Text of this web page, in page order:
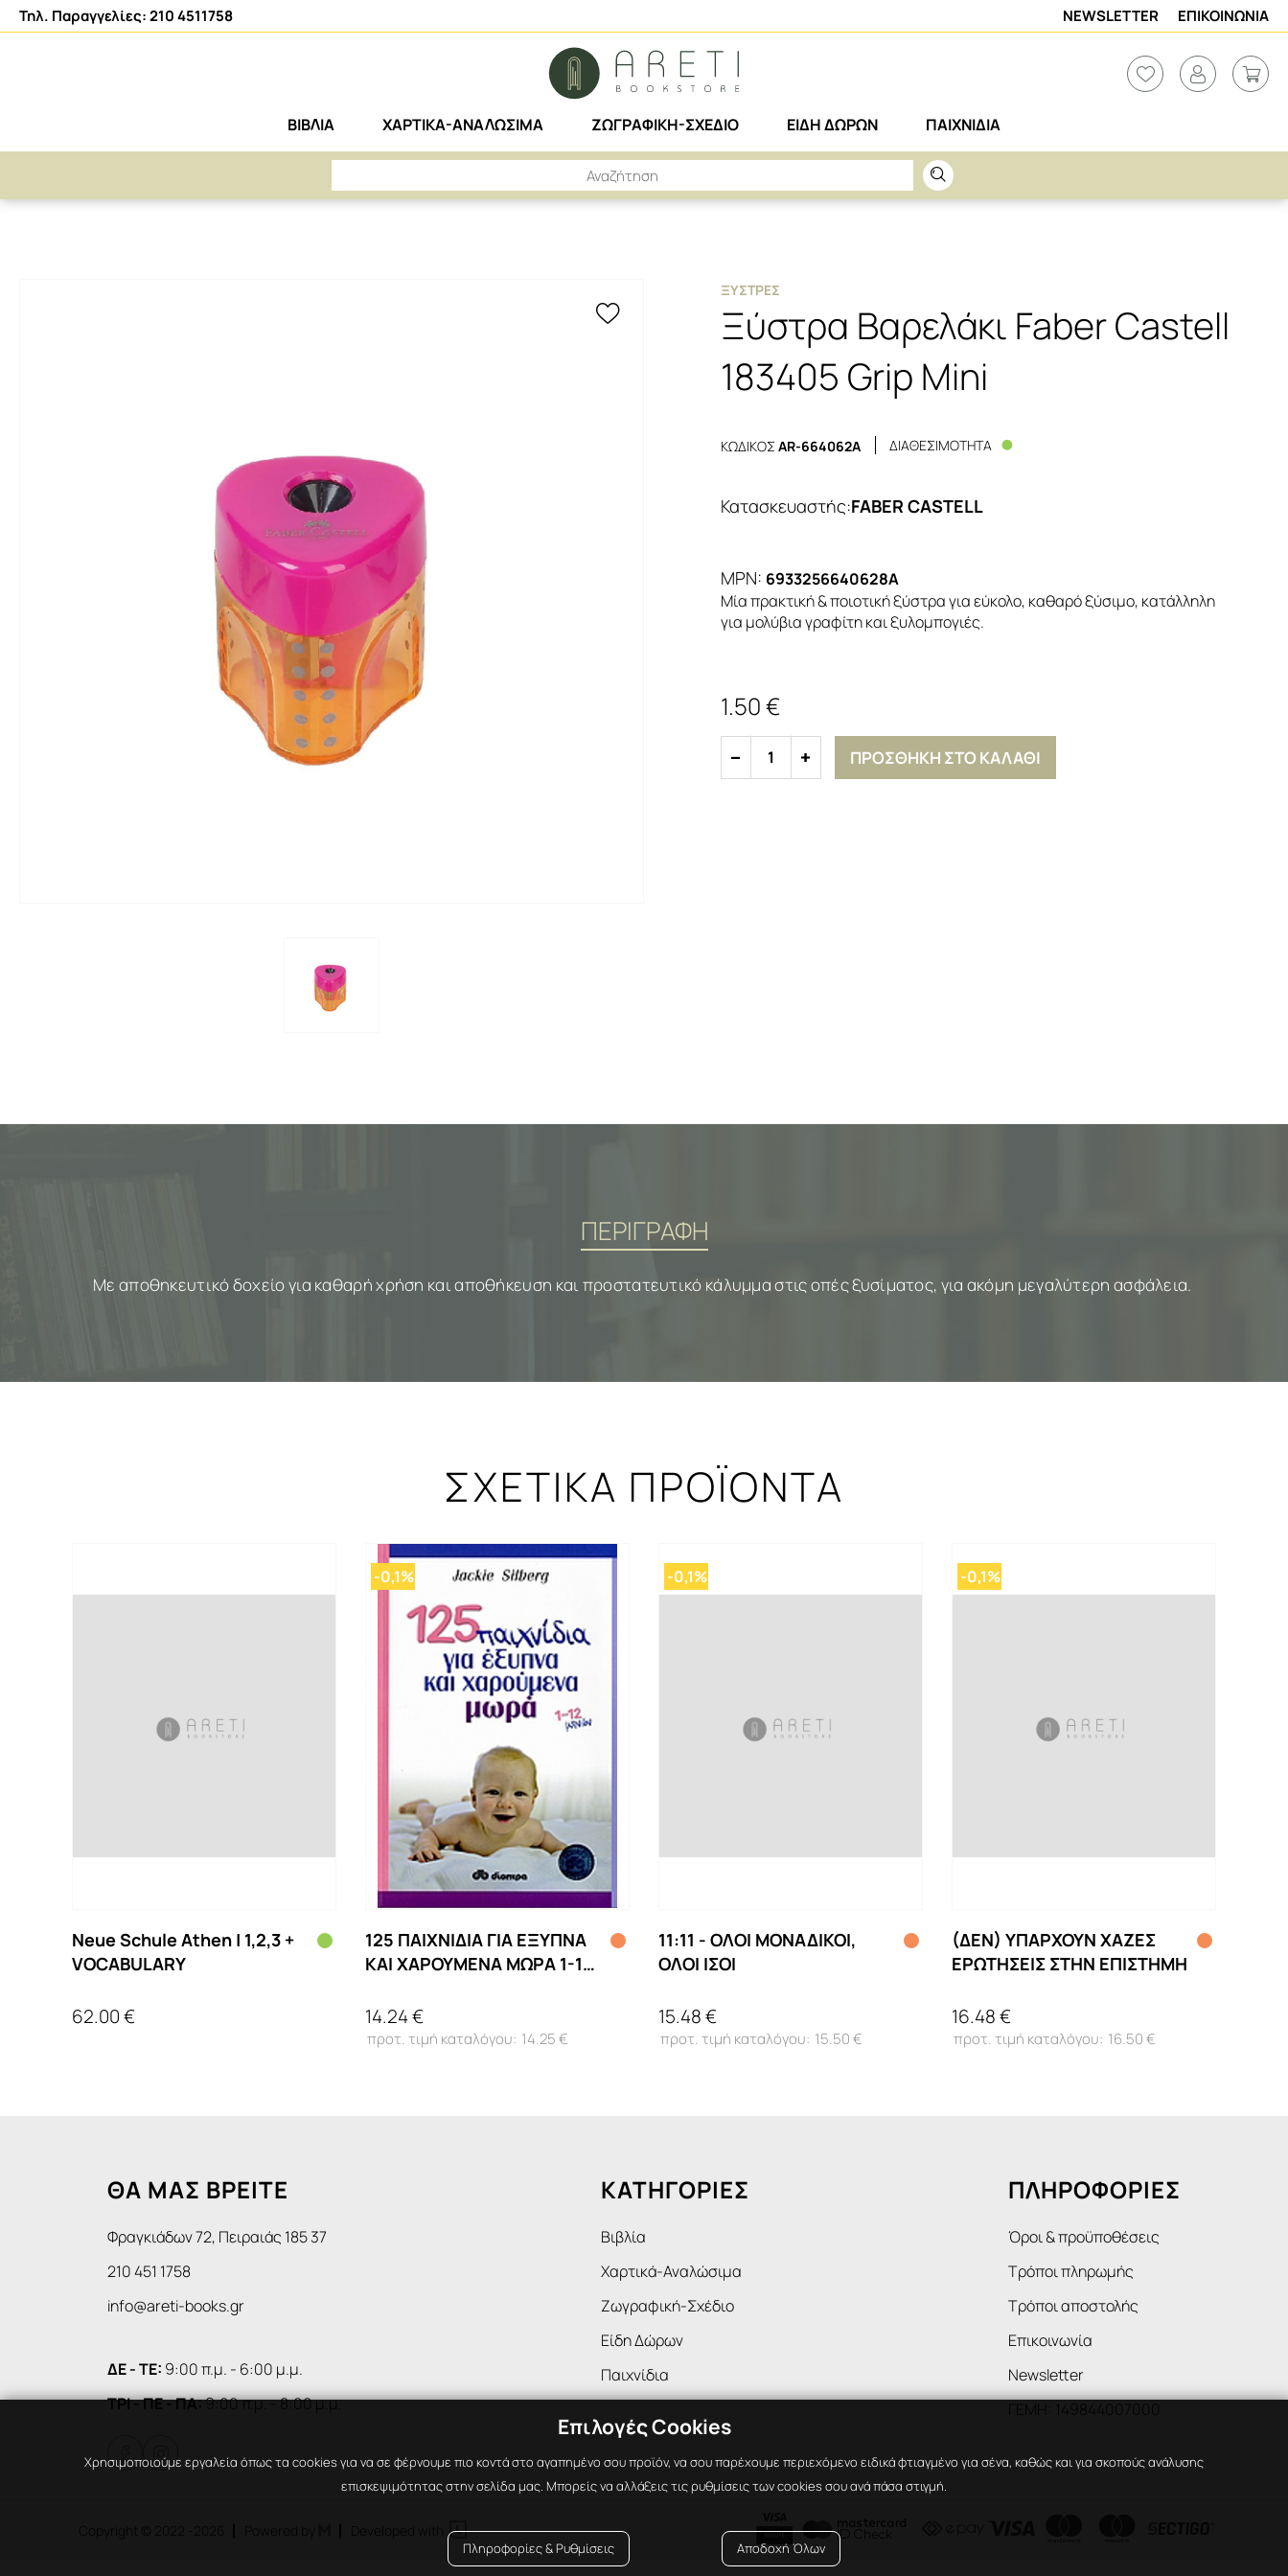
Τηλ. Παραγγελίες: 210 4511758 NEWSLETTER ΕΠΙΚΟΙΝΩΝΙΑ
ΒΙΒΛΙΑ ΧΑΡΤΙΚΑ-ΑΝΑΛΩΣΙΜΑ ΖΩΓΡΑΦΙΚΗ-ΣΧΕΔΙΟ ΕΙΔΗ ΔΩΡΩΝ ΠΑΙΧΝΙΔΙΑ
ΞΥΣΤΡΑ ΒΑΡΕΛΑΚΙ FABER CASTELL 183405 GRIP MINI
ΞΎΣΤΡΕΣ
Ξύστρα Βαρελάκι Faber Castell
183405 Grip Mini
ΚΩΔΙΚΟΣAR-664062A ΔΙΑΘΕΣΙΜΟΤΗΤΑ
Κατασκευαστής:FABER CASTELL
MPN: 6933256640628A
Μία πρακτική & ποιοτική ξύστρα για εύκολο, καθαρό ξύσιμο, κατάλληλη
για μολύβια γραφίτη και ξυλομπογιές.
1.50 €
1 ΠΡΟΣΘΗΚΗ ΣΤΟ ΚΑΛΑΘΙ
ΠΕΡΙΓΡΑΦΗ
Με αποθηκευτικό δοχείο για καθαρή χρήση και αποθήκευση και προστατευτικό κάλυμμα στις οπές ξυσίματος, για ακόμη μεγαλύτερη ασφάλεια.
ΣΧΕΤΙΚΑ ΠΡΟΪΟΝΤΑ
Neue Schule Athen | 1,2,3 +
VOCABULARY
62.00 €
-0,1%
125 ΠΑΙΧΝΙΔΙΑ ΓΙΑ ΕΞΥΠΝΑ
ΚΑΙ ΧΑΡΟΥΜΕΝΑ ΜΩΡΑ 1-12
14.24 €
14.25 €
-0,1%
11:11 - ΟΛΟΙ ΜΟΝΑΔΙΚΟΙ,
ΟΛΟΙ ΙΣΟΙ
15.48 €
15.50 €
-0,1%
(ΔΕΝ) ΥΠΑΡΧΟΥΝ ΧΑΖΕΣ
ΕΡΩΤΗΣΕΙΣ ΣΤΗΝ ΕΠΙΣΤΗΜΗ
16.48 €
16.50 €
ΘΑ ΜΑΣ ΒΡΕΙΤΕ
Φραγκιάδων 72, Πειραιάς 185 37
210 451 1758
info@areti-books.gr
ΔΕ - ΤΕ: 9:00 π.μ. - 6:00 μ.μ.
ΤΡΙ - ΠΕ - ΠΑ:9:00 π.μ. - 8:00 μ.μ.
ΚΑΤΗΓΟΡΙΕΣ
Βιβλία
Χαρτικά-Αναλώσιμα
Ζωγραφική-Σχέδιο
Είδη Δώρων
Παιχνίδια
ΠΛΗΡΟΦΟΡΙΕΣ
Όροι & προϋποθέσεις
Τρόποι πληρωμής
Τρόποι αποστολής
Επικοινωνία
Newsletter

Επιλογές Cookies
Χρησιμοποιούμε εργαλεία όπως τα cookies για να σε φέρνουμε πιο κοντά στο αγαπημένο σου προϊόν, να σου παρέχουμε περιεχόμενο ειδικά φτιαγμένο για σένα, καθώς και για σκοπούς ανάλυσης
επισκεψιμότητας στην σελίδα μας. Μπορείς να αλλάξεις τις ρυθμίσεις των cookies σου ανά πάσα στιγμή.
Πληροφορίες & Ρυθμίσεις Αποδοχή Όλων